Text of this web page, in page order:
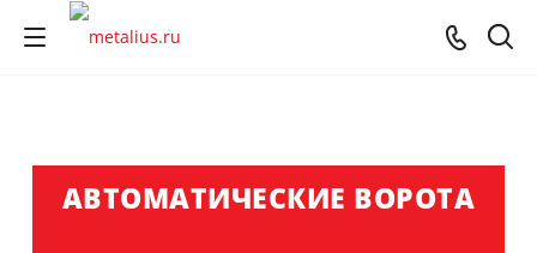
АВТОМАТИЧЕСКИЕ ВОРОТА